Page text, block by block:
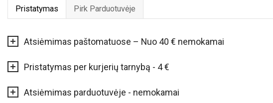
Pristatymas Pirk Parduotuvėje
Atsiėmimas paštomatuose – Nuo 40 € nemokamai
Pristatymas per kurjerių tarnybą - 4 €
Atsiėmimas parduotuvėje - nemokamai